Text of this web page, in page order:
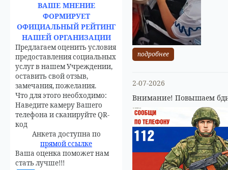
ВАШЕ МНЕНИЕ
ФОРМИРУЕТ
ОФИЦИАЛЬНЫЙ РЕЙТИНГ
НАШЕЙ ОРГАНИЗАЦИИ
Предлагаем оценить условия
предоставления социальных
услуг в нашем Учреждении,
оставить свой отзыв,
замечания, пожелания.
Что для этого необходимо:
Наведите камеру Вашего
телефона и сканируйте QR-
код
Анкета доступна по
прямой ссылке
Ваша оценка поможет нам
стать лучше!!!
подробнее
2-07-2026
Внимание! Повышаем